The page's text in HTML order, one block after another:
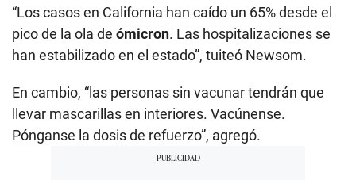
“Los casos en California han caído un 65% desde el
pico de la ola de ómicron. Las hospitalizaciones se
han estabilizado en el estado”, tuiteó Newsom.
En cambio, “las personas sin vacunar tendrán que
llevar mascarillas en interiores. Vacúnense.
Pónganse la dosis de refuerzo”, agregó.